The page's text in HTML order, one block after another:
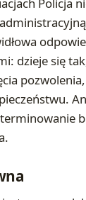
Policja
dzieje się